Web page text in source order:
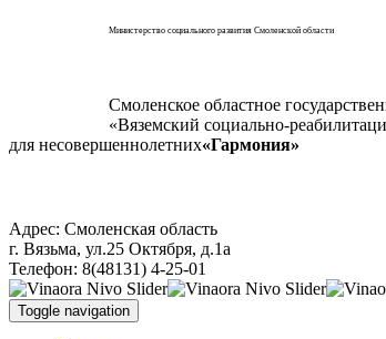
Министерство социального развития Смоленской области
Смоленское областное
«Вяземский социально-
для несовершеннолетних«Гармония»
Адрес: Смоленская область
г. Вязьма, ул.25 Октября, д.1а
Телефон: 8(48131) 4-25-01
Toggle navigation